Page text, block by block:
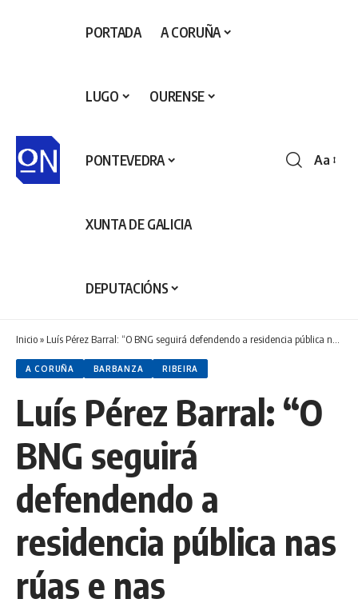
PORTADA A CORUÑA
LUGO OURENSE
PONTEVEDRA
XUNTA DE GALICIA
DEPUTACIÓNS
Aa
Inicio» Luís Pérez Barral: “O BNG seguirá defendendo a residencia pública nas rúas e nas institucións”
A CORUÑA BARBANZA RIBEIRA
Luís Pérez Barral: “O
BNG seguirá
defendendo a
residencia pública nas
rúas e nas